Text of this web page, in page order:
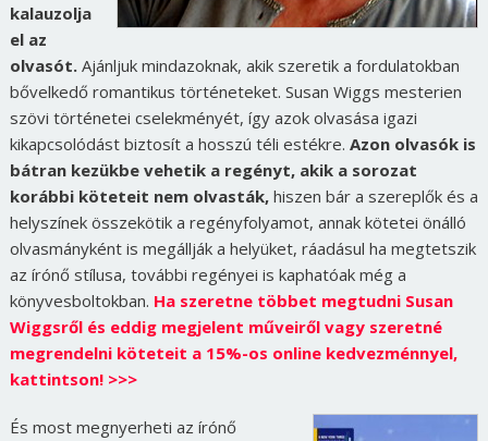
kalauzolja
el az
olvasót.Ajánljuk mindazoknak, akik szeretik a fordulatokban
bővelkedő romantikus történeteket. Susan Wiggs mesterien
szövi történetei cselekményét, így azok olvasása igazi
kikapcsolódást biztosít a hosszú téli estékre. Azon olvasók is
bátran kezükbe vehetik a regényt, akik a sorozat
korábbi köteteit nem olvasták,hiszen bár a szereplők és a
helyszínek összekötik a regényfolyamot, annak kötetei önálló
olvasmányként is megállják a helyüket, ráadásul ha megtetszik
az írónő stílusa, további regényei is kaphatóak még a
könyvesboltokban. Ha szeretne többet megtudni Susan
Wiggsről és eddig megjelent műveiről vagy szeretné
megrendelni köteteit a 15%-os online kedvezménnyel,
kattintson! >>>
És most megnyerheti az írónő